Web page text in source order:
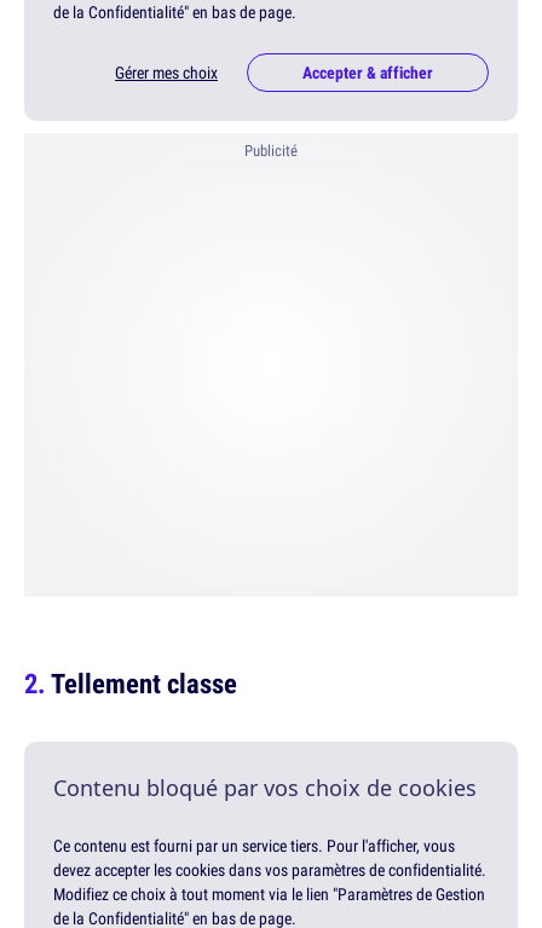
de la Confidentialité" en bas de page.
Gérer mes choix Accepter & afficher
Publicité
Tellement classe
Contenu bloqué par vos choix de cookies
Ce contenu est fourni par un service tiers. Pour l'afficher, vous
devez accepter les cookies dans vos paramètres de confidentialité.
Modifiez ce choix à tout moment via le lien "Paramètres de Gestion
de la Confidentialité" en bas de page.